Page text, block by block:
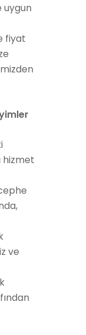
uygun
fiyat
hizmet
ve